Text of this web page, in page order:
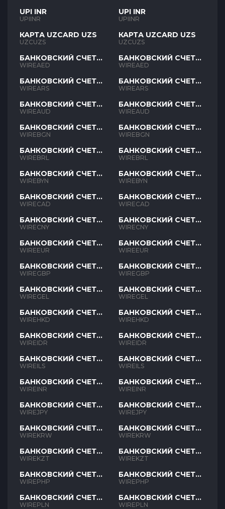
UPI INR
UPIINR
КАРТА UZCARD UZS
UZCUZS
БАНКОВСКИЙ СЧЕТ
AED
WIREAED
БАНКОВСКИЙ СЧЕТ
ARS
WIREARS
БАНКОВСКИЙ СЧЕТ
AUD
WIREAUD
БАНКОВСКИЙ СЧЕТ
BGN
WIREBGN
БАНКОВСКИЙ СЧЕТ
BRL
WIREBRL
БАНКОВСКИЙ СЧЕТ
BYN
WIREBYN
БАНКОВСКИЙ СЧЕТ
CAD
WIRECAD
БАНКОВСКИЙ СЧЕТ
CNY
WIRECNY
БАНКОВСКИЙ СЧЕТ
EUR
WIREEUR
БАНКОВСКИЙ СЧЕТ
GBP
WIREGBP
БАНКОВСКИЙ СЧЕТ
GEL
WIREGEL
БАНКОВСКИЙ СЧЕТ
HKD
WIREHKD
БАНКОВСКИЙ СЧЕТ
IDR
WIREIDR
БАНКОВСКИЙ СЧЕТ
ILS
WIREILS
БАНКОВСКИЙ СЧЕТ
INR
WIREINR
БАНКОВСКИЙ СЧЕТ
JPY
WIREJPY
БАНКОВСКИЙ СЧЕТ
KRW
WIREKRW
БАНКОВСКИЙ СЧЕТ
KZT
WIREKZT
БАНКОВСКИЙ СЧЕТ
PHP
WIREPHP
БАНКОВСКИЙ СЧЕТ
PLN
WIREPLN
UPI INR
UPIINR
КАРТА UZCARD UZS
UZCUZS
БАНКОВСКИЙ СЧЕТ
AED
WIREAED
БАНКОВСКИЙ СЧЕТ
ARS
WIREARS
БАНКОВСКИЙ СЧЕТ
AUD
WIREAUD
БАНКОВСКИЙ СЧЕТ
BGN
WIREBGN
БАНКОВСКИЙ СЧЕТ
BRL
WIREBRL
БАНКОВСКИЙ СЧЕТ
BYN
WIREBYN
БАНКОВСКИЙ СЧЕТ
CAD
WIRECAD
БАНКОВСКИЙ СЧЕТ
CNY
WIRECNY
БАНКОВСКИЙ СЧЕТ
EUR
WIREEUR
БАНКОВСКИЙ СЧЕТ
GBP
WIREGBP
БАНКОВСКИЙ СЧЕТ
GEL
WIREGEL
БАНКОВСКИЙ СЧЕТ
HKD
WIREHKD
БАНКОВСКИЙ СЧЕТ
IDR
WIREIDR
БАНКОВСКИЙ СЧЕТ
ILS
WIREILS
БАНКОВСКИЙ СЧЕТ
INR
WIREINR
БАНКОВСКИЙ СЧЕТ
JPY
WIREJPY
БАНКОВСКИЙ СЧЕТ
KRW
WIREKRW
БАНКОВСКИЙ СЧЕТ
KZT
WIREKZT
БАНКОВСКИЙ СЧЕТ
PHP
WIREPHP
БАНКОВСКИЙ СЧЕТ
PLN
WIREPLN